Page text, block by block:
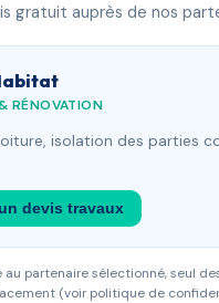
gratuit auprès de nos
RÉNOVATION
isolation des parties
devis travaux
au partenaire sélectionné, seul
(voir politique de